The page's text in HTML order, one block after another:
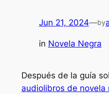
Jun 21, 2024—by
in Novela Negra
Después de la guía
audiolibros de